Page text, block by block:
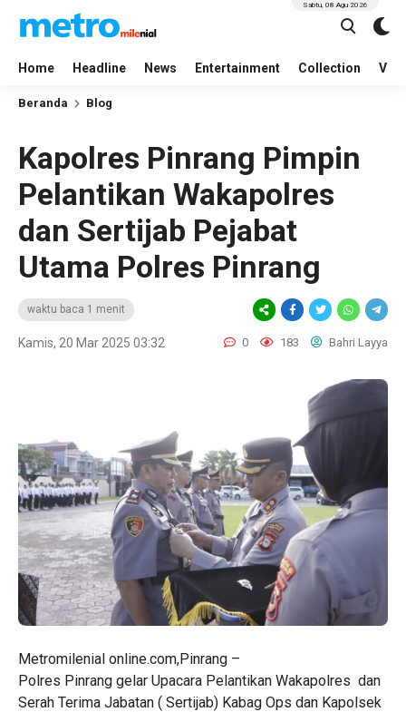
Home Headline News Entertainment Collection
Sabtu, 08 Agu 2026
Beranda Blog
Kapolres Pinrang Pimpin
Pelantikan Wakapolres
dan Sertijab Pejabat
Utama Polres Pinrang
waktu baca 1 menit
Kamis, 20 Mar 2025 03:32 0 183 Bahri Layya
Metromilenial online.com,Pinrang –
Polres Pinrang gelar Upacara Pelantikan Wakapolres dan
Serah Terima Jabatan ( Sertijab) Kabag Ops dan Kapolsek